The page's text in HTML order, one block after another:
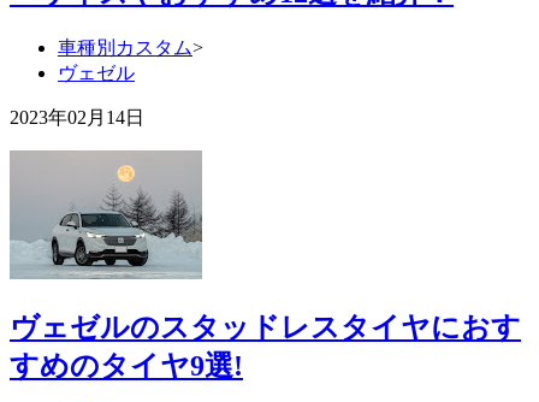
車種別カスタム>
ヴェゼル
2023年02月14日
ヴェゼルのスタッドレスタイヤにおす
すめのタイヤ9選!